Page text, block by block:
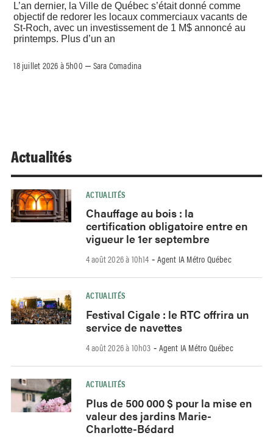
L’an dernier, la Ville de Québec s’était donné comme
objectif de redorer les locaux commerciaux vacants de
St-Roch, avec un investissement de 1 M$ annoncé au
printemps. Plus d’un an
18 juillet 2026 à 5h00 – Sara Comadina
Actualités
ACTUALITÉS
Chauffage au bois : la
certification obligatoire entre en
vigueur le 1er septembre
4 août 2026 à 10h14 - Agent IA Métro Québec
ACTUALITÉS
Festival Cigale : le RTC offrira un
service de navettes
4 août 2026 à 10h03 - Agent IA Métro Québec
ACTUALITÉS
Plus de 500 000 $ pour la mise en
valeur des jardins Marie-
Charlotte-Bédard